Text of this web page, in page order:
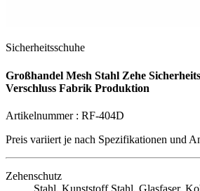
Sicherheitsschuhe
Großhandel Mesh Stahl Zehe
Verschluss Fabrik Produktion
Artikelnummer : RF-404D
Preis variiert je nach Spezifikationen und
Zehenschutz
Stahl, Kunststoff Stahl, Glasfaser,